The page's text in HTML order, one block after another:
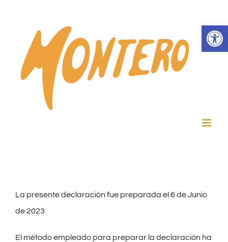
Abrir
La presente declaración fue preparada el 6 de Junio
de 2023
El método empleado para preparar la declaración ha